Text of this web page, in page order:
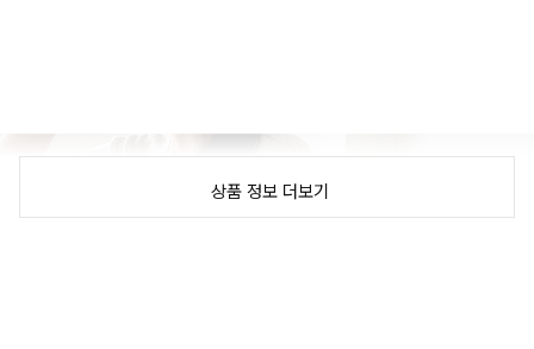
상품 정보 더보기